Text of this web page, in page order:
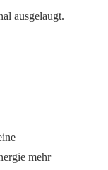
ausgelaugt.
mehr